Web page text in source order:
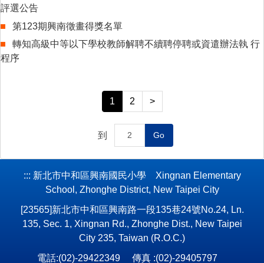
評選公告
第123期興南徵畫得獎名單
轉知高級中等以下學校教師解聘不續聘停聘或資遣辦法執 行
程序
1 2 >
到 Go
::: 新北市中和區興南國民小學 Xingnan Elementary
School, Zhonghe District, New Taipei City
[23565]新北市中和區興南路一段135巷24號No.24, Ln.
135, Sec. 1, Xingnan Rd., Zhonghe Dist., New Taipei
City 235, Taiwan (R.O.C.)
電話:(02)-29422349 傳真 :(02)-29405797